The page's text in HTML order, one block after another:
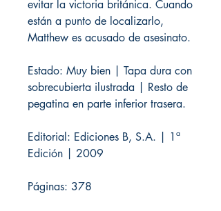
evitar la victoria británica. Cuando
están a punto de localizarlo,
Matthew es acusado de asesinato.
Estado: Muy bien | Tapa dura con
sobrecubierta ilustrada | Resto de
pegatina en parte inferior trasera.
Editorial: Ediciones B, S.A. | 1ª
Edición | 2009
Páginas: 378